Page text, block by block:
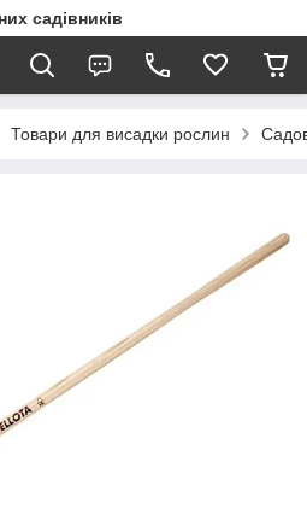
садівників
Товари для висадки рослин